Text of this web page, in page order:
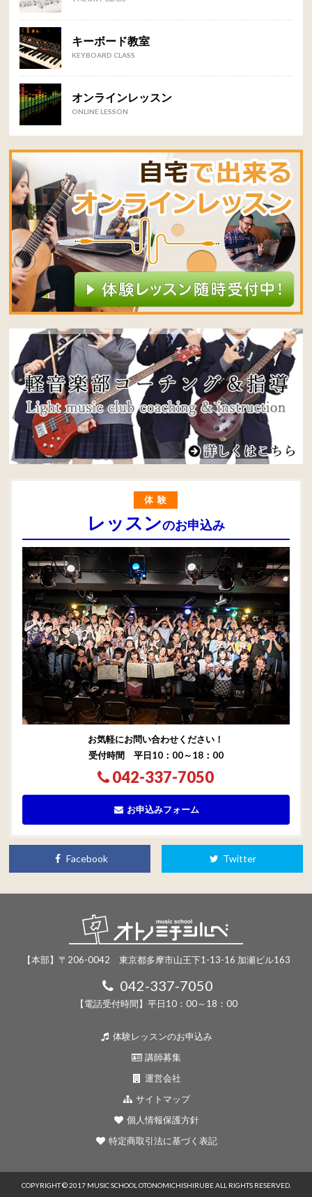
キーボード教室
KEYBOARD CLASS
オンラインレッスン
ONLINE LESSON
体験
レッスンのお申込み
お気軽にお問い合わせください！
受付時間 平日10：00～18：00
042-337-7050
お申込みフォーム
Facebook Twitter
【本部】〒206-0042 東京都多摩市山王下1-13-16 加瀬ビル163
042-337-7050
【電話受付時間】平日10：00～18：00
体験レッスンのお申込み
講師募集
運営会社
サイトマップ
個人情報保護方針
特定商取引法に基づく表記
COPYRIGHT © 2017 MUSIC SCHOOL OTONOMICHISHIRUBE ALL RIGHTS RESERVED.